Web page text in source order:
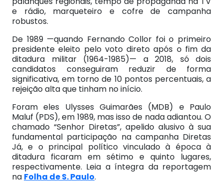
e rádio, marqueteiro e cofre de campanha
robustos.
De 1989 —quando Fernando Collor foi o primeiro
presidente eleito pelo voto direto após o fim da
ditadura militar (1964-1985)— a 2018, só dois
candidatos conseguiram reduzir de forma
significativa, em torno de 10 pontos percentuais, a
rejeição alta que tinham no início.
Foram eles Ulysses Guimarães (MDB) e Paulo
Maluf (PDS), em 1989, mas isso de nada adiantou. O
chamado “Senhor Diretas”, apelido alusivo à sua
fundamental participação na campanha Diretas
Já, e o principal político vinculado à época à
ditadura ficaram em sétimo e quinto lugares,
respectivamente. Leia a íntegra da reportagem
na Folha de S. Paulo.